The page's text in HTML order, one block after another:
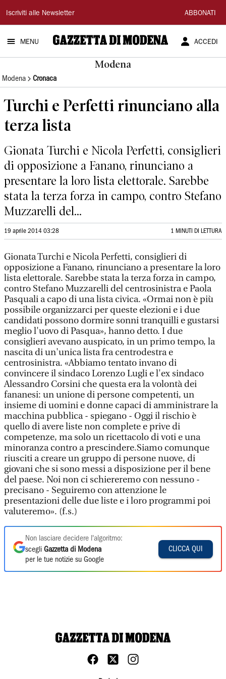
Gazzetta
di
Modena
Iscriviti alle Newsletter ABBONATI
MENU ACCEDI
Modena
Modena Cronaca
Turchi e Perfetti rinunciano alla
terza lista
Gionata Turchi e Nicola Perfetti, consiglieri
di opposizione a Fanano, rinunciano a
presentare la loro lista elettorale. Sarebbe
stata la terza forza in campo, contro Stefano
Muzzarelli del...
19 aprile 2014 03:28 1 MINUTI DI LETTURA
Gionata Turchi e Nicola Perfetti, consiglieri di
opposizione a Fanano, rinunciano a presentare la loro
lista elettorale. Sarebbe stata la terza forza in campo,
contro Stefano Muzzarelli del centrosinistra e Paola
Pasquali a capo di una lista civica. «Ormai non è più
possibile organizzarci per queste elezioni e i due
candidati possono dormire sonni tranquilli e gustarsi
meglio l'uovo di Pasqua», hanno detto. I due
consiglieri avevano auspicato, in un primo tempo, la
nascita di un'unica lista fra centrodestra e
centrosinistra. «Abbiamo tentato invano di
convincere il sindaco Lorenzo Lugli e l'ex sindaco
Alessandro Corsini che questa era la volontà dei
fananesi: un unione di persone competenti, un
insieme di uomini e donne capaci di amministrare la
macchina pubblica - spiegano - Oggi il rischio è
quello di avere liste non complete e prive di
competenze, ma solo un ricettacolo di voti e una
minoranza contro a prescindere.Siamo comunque
riusciti a creare un gruppo di persone nuove, di
giovani che si sono messi a disposizione per il bene
del paese. Noi non ci schiereremo con nessuno -
precisano - Seguiremo con attenzione le
presentazioni delle due liste e i loro programmi poi
valuteremo». (f.s.)
Non lasciare decidere l'algoritmo:
scegli Gazzetta di Modena
per le tue notizie su Google
CLICCA QUI